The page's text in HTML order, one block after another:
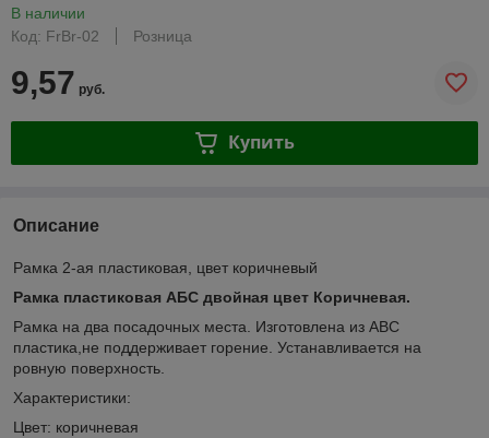
В наличии
Код: FrBr-02
Розница
9,57 руб.
Купить
Описание
Рамка 2-ая пластиковая, цвет коричневый
Рамка пластиковая АБС двойная цвет Коричневая.
Рамка на два посадочных места. Изготовлена из АВС
пластика,не поддерживает горение. Устанавливается на
ровную поверхность.
Характеристики:
Цвет: коричневая